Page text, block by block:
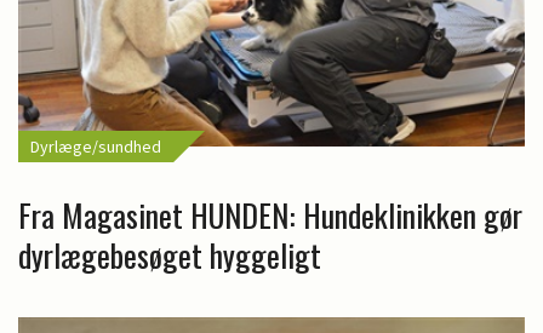
Dyrlæge/sundhed
Fra Magasinet HUNDEN: Hundeklinikken gør
dyrlægebesøget hyggeligt